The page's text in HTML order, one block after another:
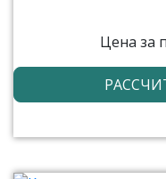
Цена за